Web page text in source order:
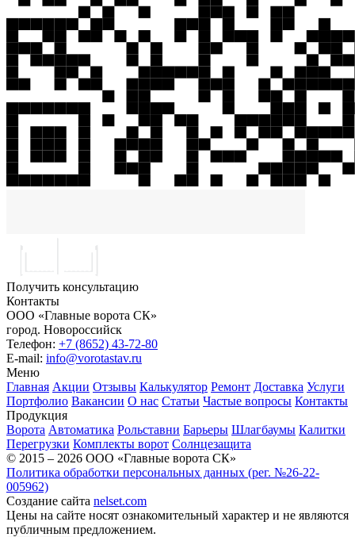
Получить консультацию
Контакты
ООО «Главные ворота СК»
город. Новороссийск
Телефон: +7 (8652) 43-72-80
E-mail: info@vorotastav.ru
Меню
Главная Акции Отзывы Калькулятор Ремонт Доставка Услуги
Портфолио Вакансии О нас Статьи Частые вопросы Контакты
Продукция
Ворота Автоматика Рольставни Барьеры Шлагбаумы Калитки
Перегрузки Комплекты ворот Солнцезащита
© 2015 – 2026 ООО «Главные ворота СК»
Политика обработки персональных данных (рег. №26-22-
005962)
Создание сайта nelset.com
Цены на сайте носят ознакомительный характер и не являются
публичным предложением.